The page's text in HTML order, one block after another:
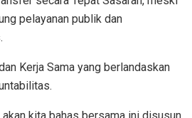
pelayanan publik dan
Kerja Sama yang berlandaskan